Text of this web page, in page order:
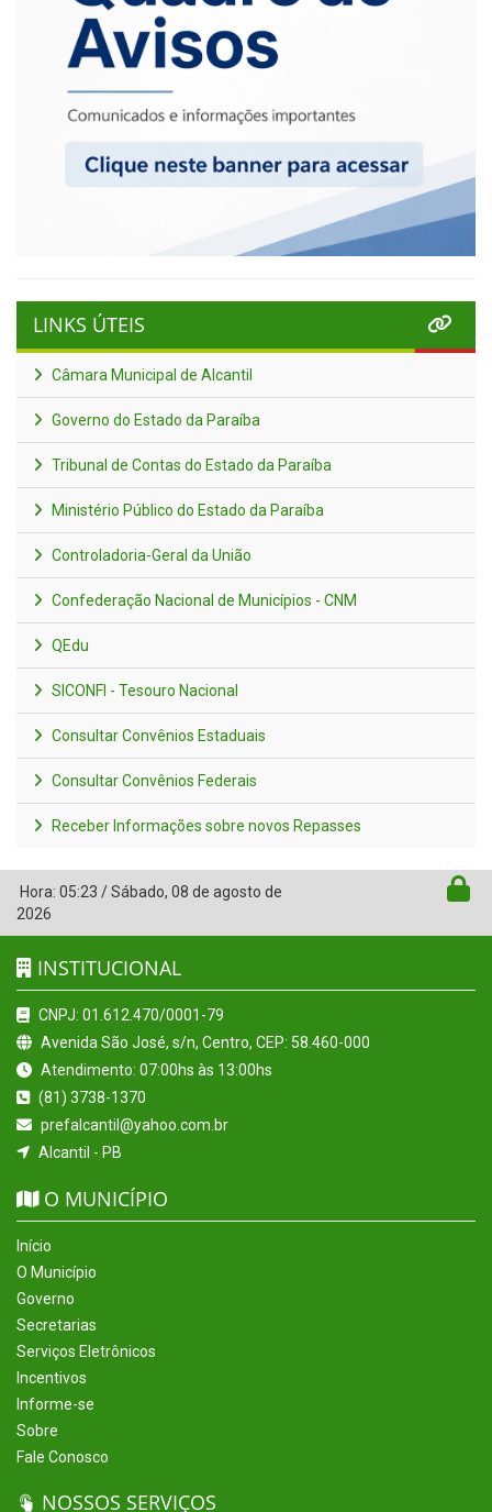
LINKS ÚTEIS
Câmara Municipal de Alcantil
Governo do Estado da Paraíba
Tribunal de Contas do Estado da Paraíba
Ministério Público do Estado da Paraíba
Controladoria-Geral da União
Confederação Nacional de Municípios - CNM
QEdu
SICONFI - Tesouro Nacional
Consultar Convênios Estaduais
Consultar Convênios Federais
Receber Informações sobre novos Repasses
Hora: 05:23 /Sábado, 08 de agosto de
2026
INSTITUCIONAL
CNPJ: 01.612.470/0001-79
Avenida São José, s/n, Centro, CEP: 58.460-000
Atendimento: 07:00hs às 13:00hs
(81) 3738-1370
prefalcantil@yahoo.com.br
Alcantil - PB
O MUNICÍPIO
Início
O Município
Governo
Secretarias
Serviços Eletrônicos
Incentivos
Informe-se
Sobre
Fale Conosco
NOSSOS SERVIÇOS